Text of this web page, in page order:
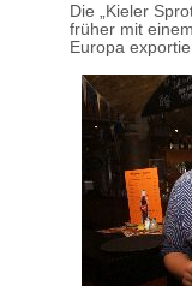
Die „Kieler
früher mit
Europa